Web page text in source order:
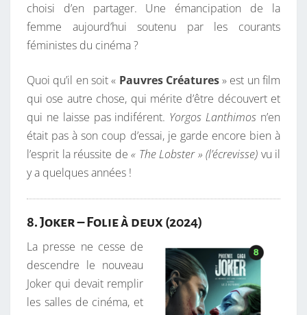
choisi d’en partager. Une émancipation de la
femme aujourd’hui soutenu par les courants
féministes du cinéma ?
Quoi qu’il en soit « Pauvres Créatures» est un film
qui ose autre chose, qui mérite d’être découvert et
qui ne laisse pas indiférent. Yorgos Lanthimos n’en
était pas à son coup d’essai, je garde encore bien à
l’esprit la réussite de « The Lobster » (l’écrevisse) vu il
y a quelques années !
8. Joker – Folie à deux (2024)
La presse ne cesse de
descendre le nouveau
Joker qui devait remplir
les salles de cinéma, et